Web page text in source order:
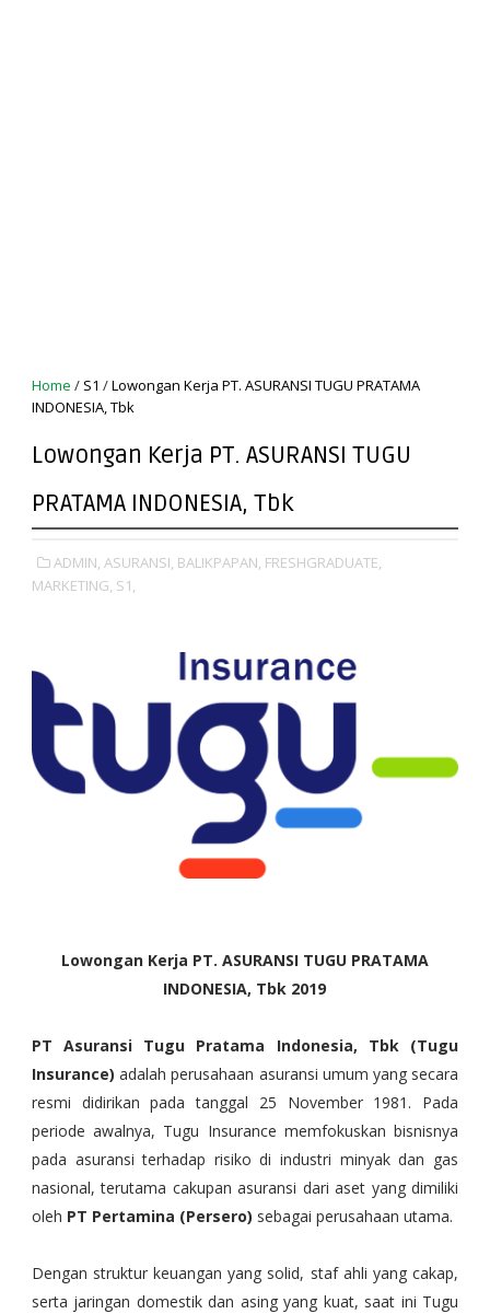
Home / S1 /Lowongan Kerja PT. ASURANSI TUGU PRATAMA
INDONESIA, Tbk
Lowongan Kerja PT. ASURANSI TUGU
PRATAMA INDONESIA, Tbk
ADMIN, ASURANSI, BALIKPAPAN, FRESHGRADUATE,
MARKETING, S1,
Lowongan Kerja PT. ASURANSI TUGU PRATAMA
INDONESIA, Tbk 2019
PT Asuransi Tugu Pratama Indonesia, Tbk (Tugu
Insurance)adalah perusahaan asuransi umum yang secara
resmi didirikan pada tanggal 25 November 1981. Pada
periode awalnya, Tugu Insurance memfokuskan bisnisnya
pada asuransi terhadap risiko di industri minyak dan gas
nasional, terutama cakupan asuransi dari aset yang dimiliki
oleh PT Pertamina (Persero) sebagai perusahaan utama.
Dengan struktur keuangan yang solid, staf ahli yang cakap,
serta jaringan domestik dan asing yang kuat, saat ini Tugu